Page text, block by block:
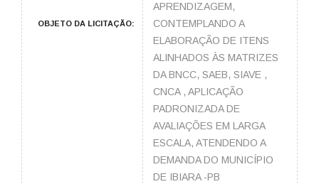
OBJETO DA LICITAÇÃO:
APRENDIZAGEM,
CONTEMPLANDO A
ELABORAÇÃO DE ITENS
ALINHADOS ÀS MATRIZES
DA BNCC, SAEB, SIAVE ,
CNCA , APLICAÇÃO
PADRONIZADA DE
AVALIAÇÕES EM LARGA
ESCALA, ATENDENDO A
DEMANDA DO MUNICÍPIO
DE IBIARA -PB